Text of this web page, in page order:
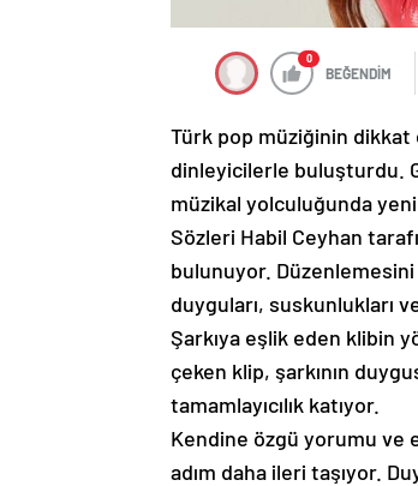
0
BEĞENDİM
Türk pop müziğinin dikkat
dinleyicilerle buluşturdu.
müzikal yolculuğunda
Sözleri Habil Ceyhan
bulunuyor. Düzenlemesini
duyguları, suskunlukları
Şarkıya eşlik eden klibin
çeken klip, şarkının
tamamlayıcılık katıyor.
Kendine özgü yorumu ve
adım daha ileri taşıyor.